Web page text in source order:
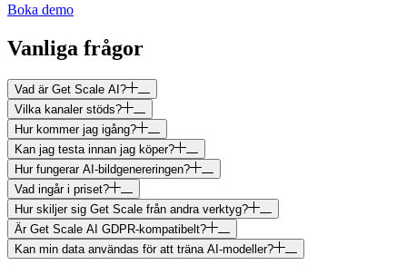
Boka demo
Vanliga frågor
Vad är Get Scale AI?
Vilka kanaler stöds?
Hur kommer jag igång?
Kan jag testa innan jag köper?
Hur fungerar AI-bildgenereringen?
Vad ingår i priset?
Hur skiljer sig Get Scale från andra verktyg?
Är Get Scale AI GDPR-kompatibelt?
Kan min data användas för att träna AI-modeller?